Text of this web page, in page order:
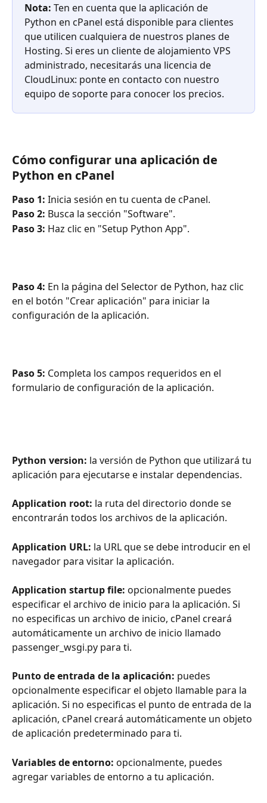
Nota: Ten en cuenta que la aplicación de
Python en cPanel está disponible para clientes
que utilicen cualquiera de nuestros planes de
Hosting. Si eres un cliente de alojamiento VPS
administrado, necesitarás una licencia de
CloudLinux: ponte en contacto con nuestro
equipo de soporte para conocer los precios.
Cómo configurar una aplicación de
Python en cPanel
Paso 1: Inicia sesión en tu cuenta de cPanel.
Paso 2: Busca la sección "Software".
Paso 3: Haz clic en "Setup Python App".
Paso 4: En la página del Selector de Python, haz clic
en el botón "Crear aplicación" para iniciar la
configuración de la aplicación.
Paso 5: Completa los campos requeridos en el
formulario de configuración de la aplicación.
Python version: la versión de Python que utilizará tu
aplicación para ejecutarse e instalar dependencias.
Application root: la ruta del directorio donde se
encontrarán todos los archivos de la aplicación.
Application URL: la URL que se debe introducir en el
navegador para visitar la aplicación.
Application startup file: opcionalmente puedes
especificar el archivo de inicio para la aplicación. Si
no especificas un archivo de inicio, cPanel creará
automáticamente un archivo de inicio llamado
passenger_wsgi.py para ti.
Punto de entrada de la aplicación: puedes
opcionalmente especificar el objeto llamable para la
aplicación. Si no especificas el punto de entrada de la
aplicación, cPanel creará automáticamente un objeto
de aplicación predeterminado para ti.
Variables de entorno: opcionalmente, puedes
agregar variables de entorno a tu aplicación.